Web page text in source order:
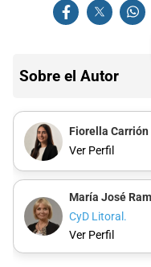
Sobre el Autor
Fiorella Carrión
Ver Perfil
María José
CyD Litoral.
Ver Perfil